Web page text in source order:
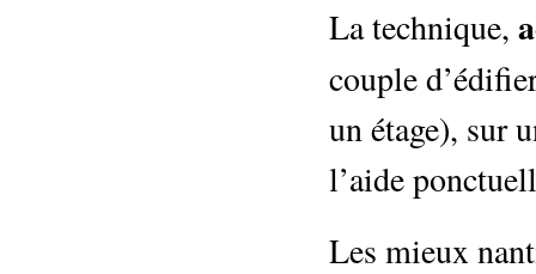
La technique,
couple
un étage), sur
l’aide
Les mieux